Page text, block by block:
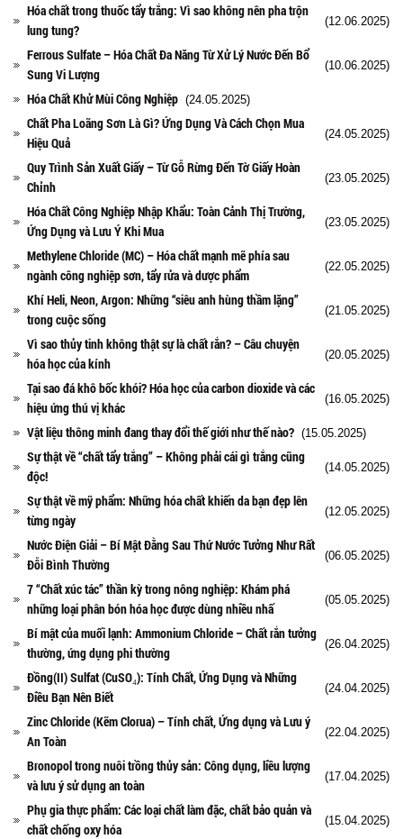
Hóa chất trong thuốc tẩy trắng: Vì sao không nên pha trộn
lung tung?
(12.06.2025)
Ferrous Sulfate – Hóa Chất Đa Năng Từ Xử Lý Nước Đến Bổ
Sung Vi Lượng
(10.06.2025)
Hóa Chất Khử Mùi Công Nghiệp (24.05.2025)
Chất Pha Loãng Sơn Là Gì? Ứng Dụng Và Cách Chọn Mua
Hiệu Quả
(24.05.2025)
Quy Trình Sản Xuất Giấy – Từ Gỗ Rừng Đến Tờ Giấy Hoàn
Chỉnh
(23.05.2025)
Hóa Chất Công Nghiệp Nhập Khẩu: Toàn Cảnh Thị Trường,
Ứng Dụng và Lưu Ý Khi Mua
(23.05.2025)
Methylene Chloride (MC) – Hóa chất mạnh mẽ phía sau
ngành công nghiệp sơn, tẩy rửa và dược phẩm
(22.05.2025)
Khí Heli, Neon, Argon: Những “siêu anh hùng thầm lặng”
trong cuộc sống
(21.05.2025)
Vì sao thủy tinh không thật sự là chất rắn? – Câu chuyện
hóa học của kính
(20.05.2025)
Tại sao đá khô bốc khói? Hóa học của carbon dioxide và các
hiệu ứng thú vị khác
(16.05.2025)
Vật liệu thông minh đang thay đổi thế giới như thế nào? (15.05.2025)
Sự thật về “chất tẩy trắng” – Không phải cái gì trắng cũng
độc!
(14.05.2025)
Sự thật về mỹ phẩm: Những hóa chất khiến da bạn đẹp lên
từng ngày
(12.05.2025)
Nước Điện Giải – Bí Mật Đằng Sau Thứ Nước Tưởng Như Rất
Đỗi Bình Thường
(06.05.2025)
7 “Chất xúc tác” thần kỳ trong nông nghiệp: Khám phá
những loại phân bón hóa học được dùng nhiều nhấ
(05.05.2025)
Bí mật của muối lạnh: Ammonium Chloride – Chất rắn tưởng
thường, ứng dụng phi thường
(26.04.2025)
Đồng(II) Sulfat (CuSO₄): Tính Chất, Ứng Dụng và Những
Điều Bạn Nên Biết
(24.04.2025)
Zinc Chloride (Kẽm Clorua) – Tính chất, Ứng dụng và Lưu ý
An Toàn
(22.04.2025)
Bronopol trong nuôi trồng thủy sản: Công dụng, liều lượng
và lưu ý sử dụng an toàn
(17.04.2025)
Phụ gia thực phẩm: Các loại chất làm đặc, chất bảo quản và
chất chống oxy hóa
(15.04.2025)